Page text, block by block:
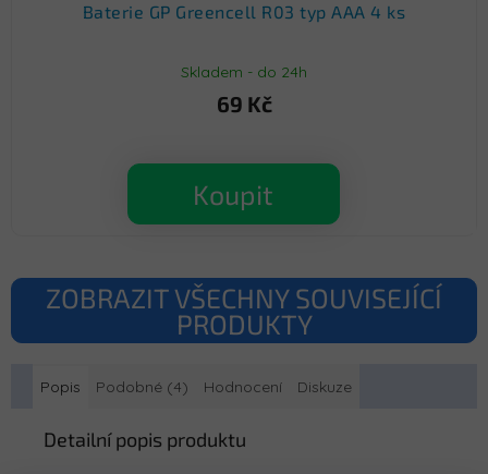
Baterie GP Greencell R03 typ AAA 4 ks
Skladem - do 24h
69 Kč
Koupit
ZOBRAZIT VŠECHNY SOUVISEJÍCÍ
PRODUKTY
Popis Podobné (4) Hodnocení Diskuze
Detailní popis produktu